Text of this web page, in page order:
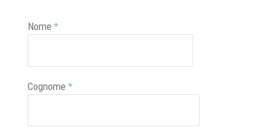
Nome *
Cognome *